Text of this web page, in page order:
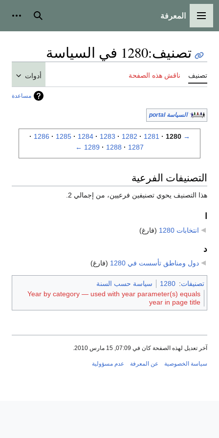
القائمة الرئيسية
المعرفة بحث
تصنيف:1280 في السياسة
تصنيف ناقش هذه الصفحة أدوات
مساعدة
السياسة portal
→
1280
1281
1282
1283
1284
1285
1286
1287
1288
1289
←
التصنيفات الفرعية
هذا التصنيف يحوي تصنيفين فرعيين، من إجمالي 2.
انتخابات 1280 (فارغ)
د
دول ومناطق تأسست في 1280 (فارغ)
تصنيفات:
1280
سياسة حسب السنة
Year by category — used with year parameter(s) equals
year in page title
آخر تعديل لهذه الصفحة كان في 07:09, 15 مارس 2010.
سياسة الخصوصية عن المعرفة عدم مسؤولية